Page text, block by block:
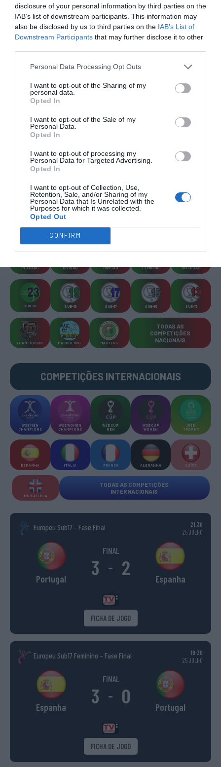
disclosure of your personal information by third parties on the
IAB’s list of downstream participants. This information may
also be disclosed by us to third parties on the IAB’s List of
Downstream Participants that may further disclose it to other
Personal Data Processing Opt Outs
I want to opt-out of the Sharing of my
personal data.
Opted In
I want to opt-out of the Sale of my
Personal Data.
Opted In
I want to opt-out of processing my
Personal Data for Targeted Advertising.
Opted In
I want to opt-out of Collection, Use,
Retention, Sale, and/or Sharing of my
Personal Data that Is Unrelated with the
Purposes for which it was collected.
Opted Out
CONFIRM
CAMPEÕES, SUBIDAS E DESCIDAS
JOGOS EM DIRETO
ÚLTIMOS
RESULTADOS
DO DIA
COMPETIÇÕES
PLACARD
DIVISÃO
DIVISÃO
FEMININO
DIVERSAS
SUB-23 SUB-19 SUB-17 SUB-15 SUB-13
TORNEIOS 3x3 MASCULINO MASTERS
TODAS AS
COMPETIÇÕES
NACIONAIS
COMPETIÇÕES INTERNACIONAIS
WSE MEN
CHAMPIONS
WSE WOMEN
CHAMPIONS
WSE CUP
MEN
WSE CUP
WOMEN
WSE
TROPHY
ESPANHA ITÁLIA FRANÇA ALEMANHA SUÍÇA
INGLATERRA
TODAS AS COMPETIÇÕES
INTERNACIONAIS
Europeu Sub17 - Fase Final
21:30
25 JULHO
Portugal
FINAL
3 - 2 Espanha
FICHA DE JOGO
Europeu Sub17 Feminino – Fase Final
19:30
25 JULHO
Espanha
FINAL
3 - 0 Portugal
FICHA DE JOGO